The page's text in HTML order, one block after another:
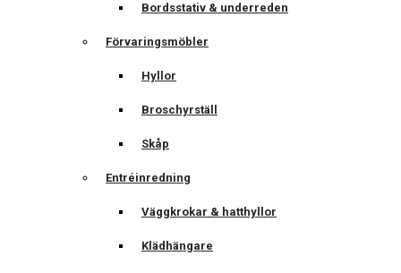
Bordsstativ & underreden
Förvaringsmöbler
Hyllor
Broschyrställ
Skåp
Entréinredning
Väggkrokar & hatthyllor
Klädhängare